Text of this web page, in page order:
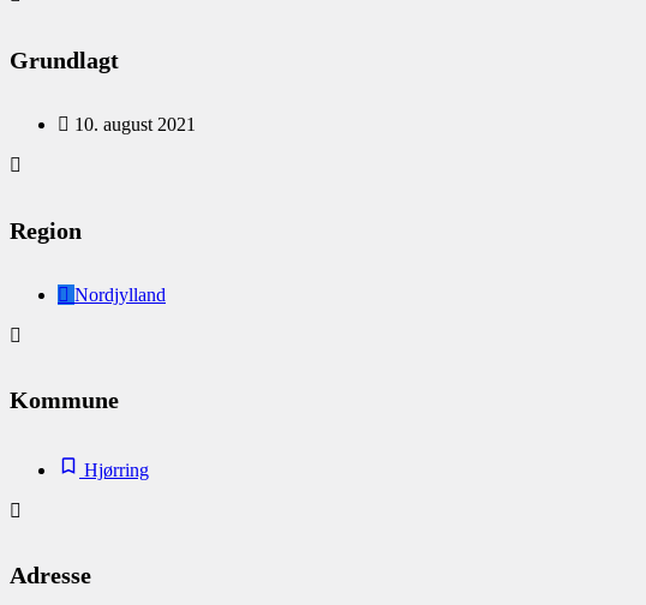
Grundlagt
10. august 2021
Region
Nordjylland
Kommune
Hjørring
Adresse